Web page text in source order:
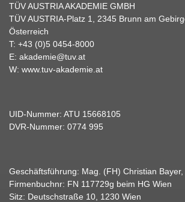
TÜV AUSTRIA AKADEMIE GMBH
TÜV AUSTRIA-Platz 1, 2345 Brunn am
Österreich
T: +43 (0)5 0454-8000
E: akademie@tuv.at
W: www.tuv-akademie.at
UID-Nummer: ATU 15668105
DVR-Nummer: 0774 995
Geschäftsführung: Mag. (FH) Christian
Firmenbuchnr: FN 117729g beim HG Wien
Sitz: Deutschstraße 10, 1230 Wien